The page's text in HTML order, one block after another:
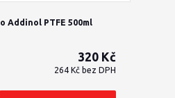
Addinol PTFE 500ml
320 Kč
264 Kč bez DPH